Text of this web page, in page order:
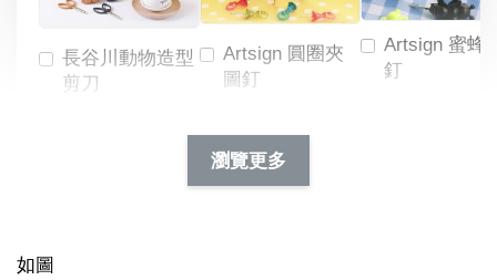
長谷川動物造型
剪刀
Artsign 圓圈夾
圖釘
NT$ 19.00
NT$ 66.00
Artsign 蜜蜂
釘
瀏覽更多
如圖